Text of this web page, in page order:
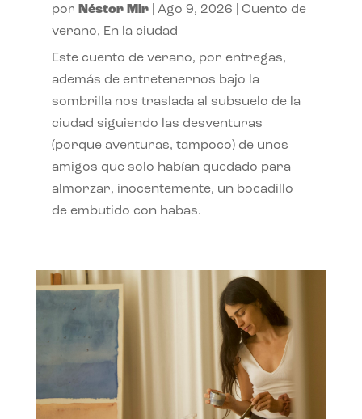
por Néstor Mir| Ago 9, 2026
Cuento de
verano, En la ciudad
Este cuento de verano, por entregas,
además de entretenernos bajo la
sombrilla nos traslada al subsuelo de la
ciudad siguiendo las desventuras
(porque aventuras, tampoco) de unos
amigos que solo habían quedado para
almorzar, inocentemente, un bocadillo
de embutido con habas.